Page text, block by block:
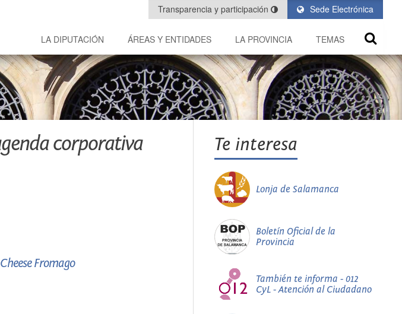
Sede Electrónica
Transparencia y participación
LA DIPUTACIÓN ÁREAS Y ENTIDADES LA PROVINCIA TEMAS
corporativa
Fromago
Te interesa
Lonja de Salamanca
Boletín Oficial de la
Provincia
También te informa - 012
CyL - Atención al Ciudadano